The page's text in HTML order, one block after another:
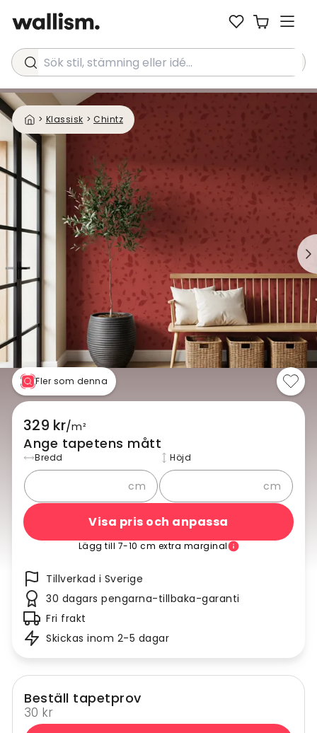
Sök stil, stämning eller idé...
> Klassisk > Chintz
Fler som denna
329 kr/m²
Ange tapetens mått
Bredd
cm
Höjd
cm
Visa pris och anpassa
Lägg till 7-10 cm extra marginal
Tillverkad i Sverige
30 dagars pengarna-tillbaka-garanti
Fri frakt
Skickas inom 2-5 dagar
Beställ tapetprov
30 kr